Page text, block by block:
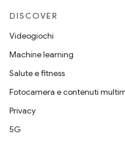
DISCOVER
Videogiochi
Machine learning
Salute e fitness
Fotocamera e contenuti
Privacy
5G